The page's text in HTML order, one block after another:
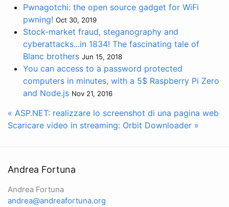
Pwnagotchi: the open source gadget for WiFi
pwning! Oct 30, 2019
Stock-market fraud, steganography and
cyberattacks...in 1834! The fascinating tale of
Blanc brothers Jun 15, 2018
You can access to a password protected
computers in minutes, with a 5$ Raspberry Pi Zero
and Node.js Nov 21, 2016
« ASP.NET: realizzare lo screenshot di una pagina web
Scaricare video in streaming: Orbit Downloader »
Andrea Fortuna
Andrea Fortuna
andrea@andreafortuna.org